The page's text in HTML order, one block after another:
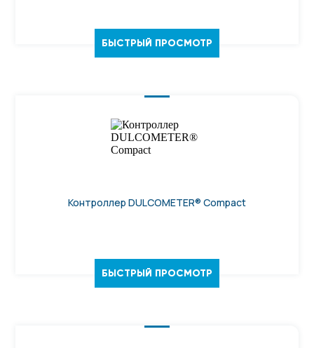
БЫСТРЫЙ ПРОСМОТР
Контроллер DULCOMETER® Compact
БЫСТРЫЙ ПРОСМОТР